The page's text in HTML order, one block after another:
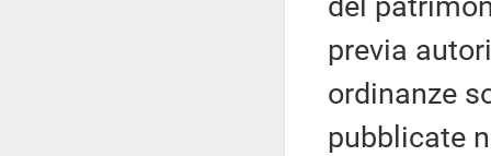
previa
ordinanze
pubblicate